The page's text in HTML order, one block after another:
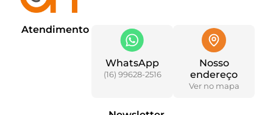
Atendimento
WhatsApp
(16) 99628-2516
Nosso
endereço
Ver no mapa